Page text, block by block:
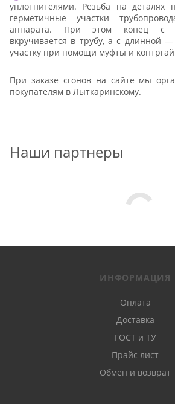
уплотнителями. Резьба на деталях
герметичные участки
аппарата. При этом конец с
вкручивается в трубу, а с длинной
участку при помощи муфты и
При заказе сгонов на сайте мы
покупателям в Лыткаринскому.
Наши партнеры
ИНФОРМАЦИЯ
Оплата
Доставка
ГОСТ и ТУ
Прайс лист
Обмен и возврат